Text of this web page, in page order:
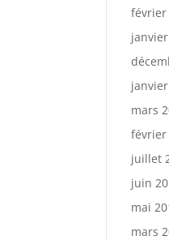
février
mars
février
juillet
juin
mai
mars